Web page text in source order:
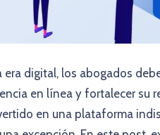
era digital, los abogados
en línea y fortalecer su
en una plataforma